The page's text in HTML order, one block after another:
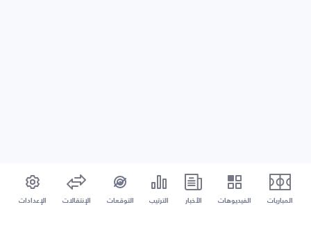
المباريات الفيديوهات الأخبار الترتيب التوقعات الإنتقالات الإعدادات